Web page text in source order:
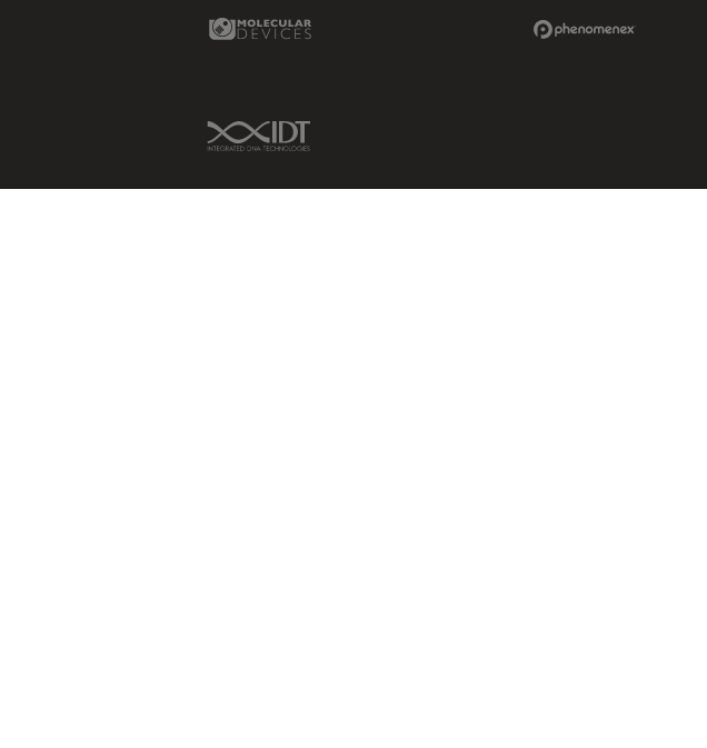
Molecular Devices Link
IDT Link